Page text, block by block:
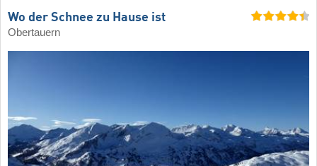
Wo der Schnee zu Hause ist
Obertauern